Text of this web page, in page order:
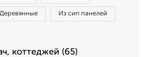
Деревянные Из сип панелей
коттеджей (65)